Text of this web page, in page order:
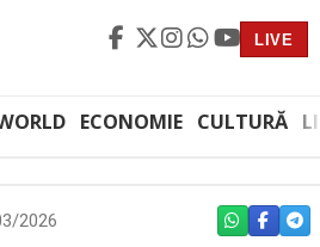
LIVE
ECONOMIE CULTURĂ
2026 WHATSAPP